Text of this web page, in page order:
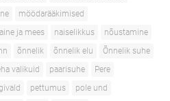
möödarääkimised
ja mees naiselikkus
nõustamine
õnnelik õnnelik elu
Õnnelik suhe
valikuid paarisuhe
Pere
pettumus
pole und